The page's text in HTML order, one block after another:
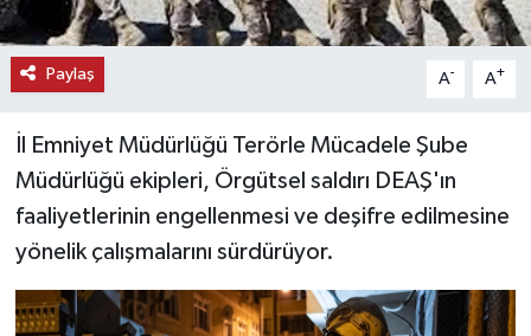
Paylaş A- A+
İl Emniyet Müdürlüğü Terörle Mücadele Şube
Müdürlüğü ekipleri, Örgütsel saldırı DEAŞ'ın
faaliyetlerinin engellenmesi ve deşifre edilmesine
yönelik çalışmalarını sürdürüyor.
SPOR
TİCARET
YAŞAM